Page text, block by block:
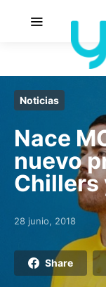
Noticias
Nace
nuevo
Chillers
Posted on
28 junio, 2018
Share